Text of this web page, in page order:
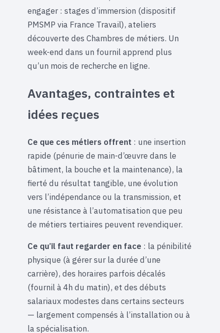
engager : stages d’immersion (dispositif
PMSMP via France Travail), ateliers
découverte des Chambres de métiers. Un
week-end dans un fournil apprend plus
qu’un mois de recherche en ligne.
Avantages, contraintes et
idées reçues
Ce que ces métiers offrent : une insertion
rapide (pénurie de main-d’œuvre dans le
bâtiment, la bouche et la maintenance), la
fierté du résultat tangible, une évolution
vers l’indépendance ou la transmission, et
une résistance à l’automatisation que peu
de métiers tertiaires peuvent revendiquer.
Ce qu’il faut regarder en face : la pénibilité
physique (à gérer sur la durée d’une
carrière), des horaires parfois décalés
(fournil à 4h du matin), et des débuts
salariaux modestes dans certains secteurs
— largement compensés à l’installation ou à
la spécialisation.